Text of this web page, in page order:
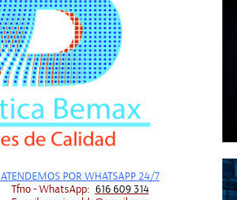
ATENDEMOS POR WHATSAPP 24/7
Tfno - WhatsApp: 616 609 314